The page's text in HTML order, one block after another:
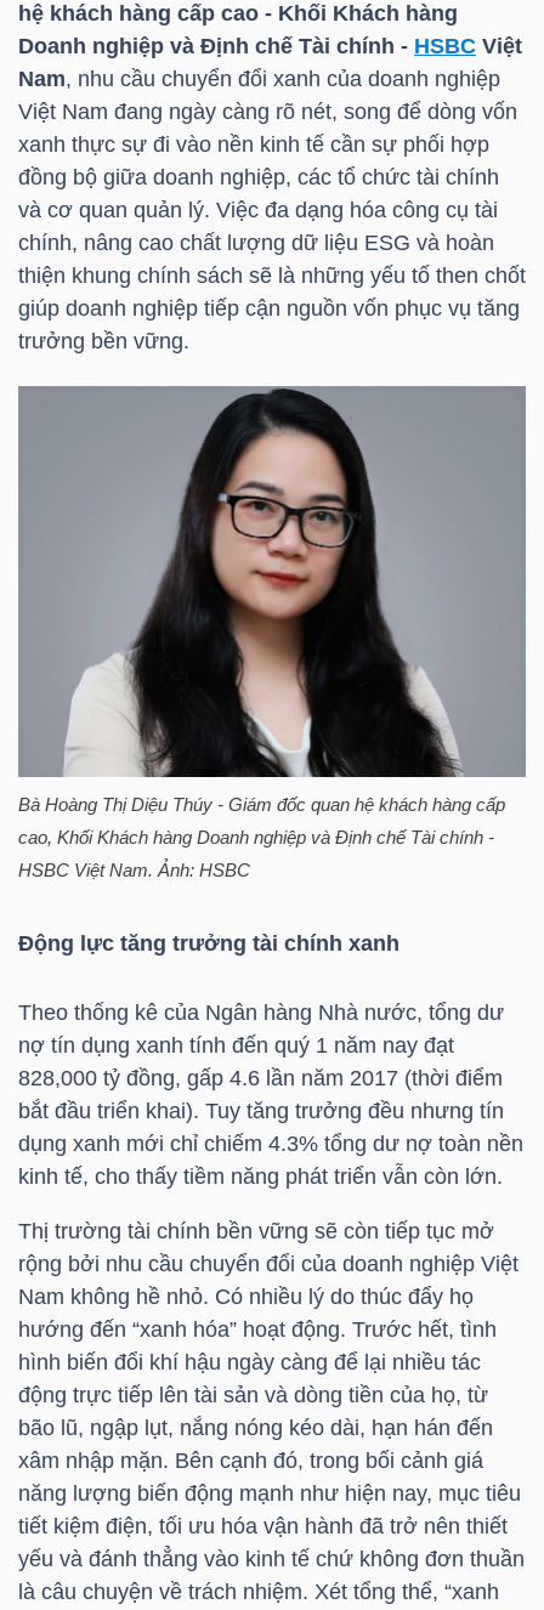
hệ khách hàng cấp cao - Khối Khách hàng
Doanh nghiệp và Định chế Tài chính - HSBC Việt
Nam, nhu cầu chuyển đổi xanh của doanh nghiệp
Việt Nam đang ngày càng rõ nét, song để dòng vốn
xanh thực sự đi vào nền kinh tế cần sự phối hợp
đồng bộ giữa doanh nghiệp, các tổ chức tài chính
và cơ quan quản lý. Việc đa dạng hóa công cụ tài
chính, nâng cao chất lượng dữ liệu ESG và hoàn
thiện khung chính sách sẽ là những yếu tố then chốt
giúp doanh nghiệp tiếp cận nguồn vốn phục vụ tăng
trưởng bền vững.
Bà Hoàng Thị Diệu Thúy - Giám đốc quan hệ khách hàng cấp
cao, Khối Khách hàng Doanh nghiệp và Định chế Tài chính -
HSBC Việt Nam. Ảnh: HSBC
Động lực tăng trưởng tài chính xanh
Theo thống kê của Ngân hàng Nhà nước, tổng dư
nợ tín dụng xanh tính đến quý 1 năm nay đạt
828,000 tỷ đồng, gấp 4.6 lần năm 2017 (thời điểm
bắt đầu triển khai). Tuy tăng trưởng đều nhưng tín
dụng xanh mới chỉ chiếm 4.3% tổng dư nợ toàn nền
kinh tế, cho thấy tiềm năng phát triển vẫn còn lớn.
Thị trường tài chính bền vững sẽ còn tiếp tục mở
rộng bởi nhu cầu chuyển đổi của doanh nghiệp Việt
Nam không hề nhỏ. Có nhiều lý do thúc đẩy họ
hướng đến “xanh hóa” hoạt động. Trước hết, tình
hình biến đổi khí hậu ngày càng để lại nhiều tác
động trực tiếp lên tài sản và dòng tiền của họ, từ
bão lũ, ngập lụt, nắng nóng kéo dài, hạn hán đến
xâm nhập mặn. Bên cạnh đó, trong bối cảnh giá
năng lượng biến động mạnh như hiện nay, mục tiêu
tiết kiệm điện, tối ưu hóa vận hành đã trở nên thiết
yếu và đánh thẳng vào kinh tế chứ không đơn thuần
là câu chuyện về trách nhiệm. Xét tổng thể, “xanh
TÀI
CHÍNH
HÀNG
ĐÔNG
DƯƠNG
TÀI
CHÍNH
NHÂN
TÍCH
VIETSTOCKFINANCE
VĨ
MÔ
NGÀNH
DOANH
NGHIỆP